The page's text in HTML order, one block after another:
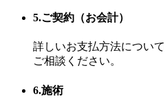
5.ご契約（お会計）
詳しいお支払方法につい
ご相談ください。
6.施術